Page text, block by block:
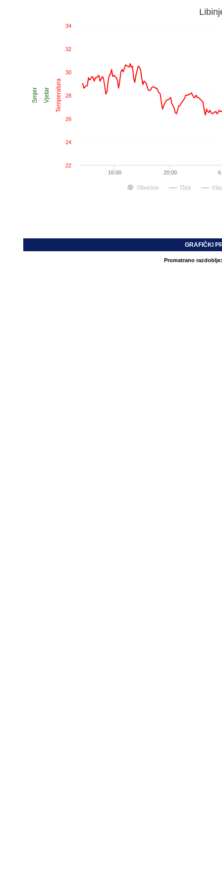
Temperatura
Vjetar
Smjer
Oborine Tlak
16:00 20:00
22
24
26
28
30
32
34
GRAFIČKI
Promatrano